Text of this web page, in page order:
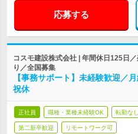
応募する
コスモ建設株式会社 | 年間休日125日
り／全国募集
【事務サポート】未経験歓迎／
祝休
正社員 職種・業種未経験OK 転勤なし
第二新卒歓迎 リモートワーク可